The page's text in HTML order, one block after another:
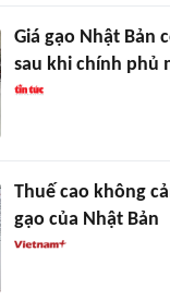
Giá gạo Nhật Bản
sau khi chính phủ
Thuế cao không
gạo của Nhật Bản